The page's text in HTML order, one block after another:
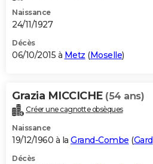
Naissance
24/11/1927
Décès
06/10/2015 à Metz (Moselle)
Grazia MICCICHE (54 ans)
Créer une cagnotte obsèques
Naissance
19/12/1960 à la Grand-Combe (Gard
Décès